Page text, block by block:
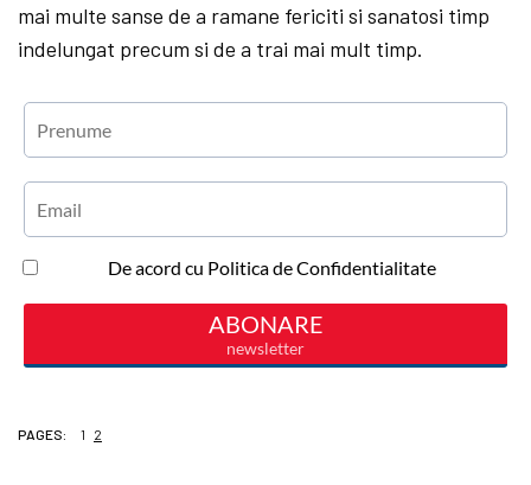
mai multe sanse de a ramane fericiti si sanatosi timp
indelungat precum si de a trai mai mult timp.
PAGES: 1 2